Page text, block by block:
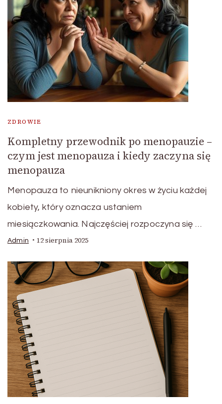
ZDROWIE
Kompletny przewodnik po menopauzie –
czym jest menopauza i kiedy zaczyna się
menopauza
Menopauza to nieunikniony okres w życiu każdej
kobiety, który oznacza ustaniem
miesiączkowania. Najczęściej rozpoczyna się …
Admin 12 sierpnia 2025